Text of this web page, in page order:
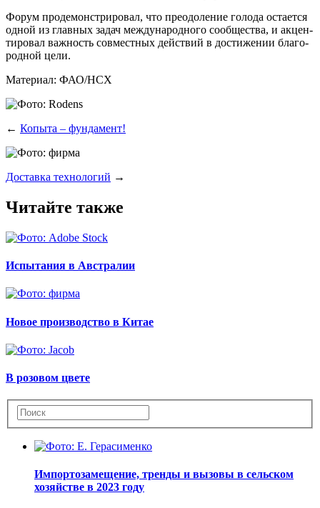
Форум про­де­мон­стри­ро­вал, что пре­одо­ле­ние голо­да оста­ет­ся
одной из глав­ных задач меж­ду­на­род­но­го сооб­ще­ства, и акцен­
ти­ро­вал важ­ность сов­мест­ных дей­ствий в дости­же­нии бла­го­
род­ной цели.
Мате­ри­ал: ФАО/НСХ
← Копыта – фундамент!
Доставка технологий →
Читайте также
Испытания в Австралии
Новое производство в Китае
В розовом цвете
Импортозамещение, тренды и вызовы в сельском
хозяйстве в 2023 году